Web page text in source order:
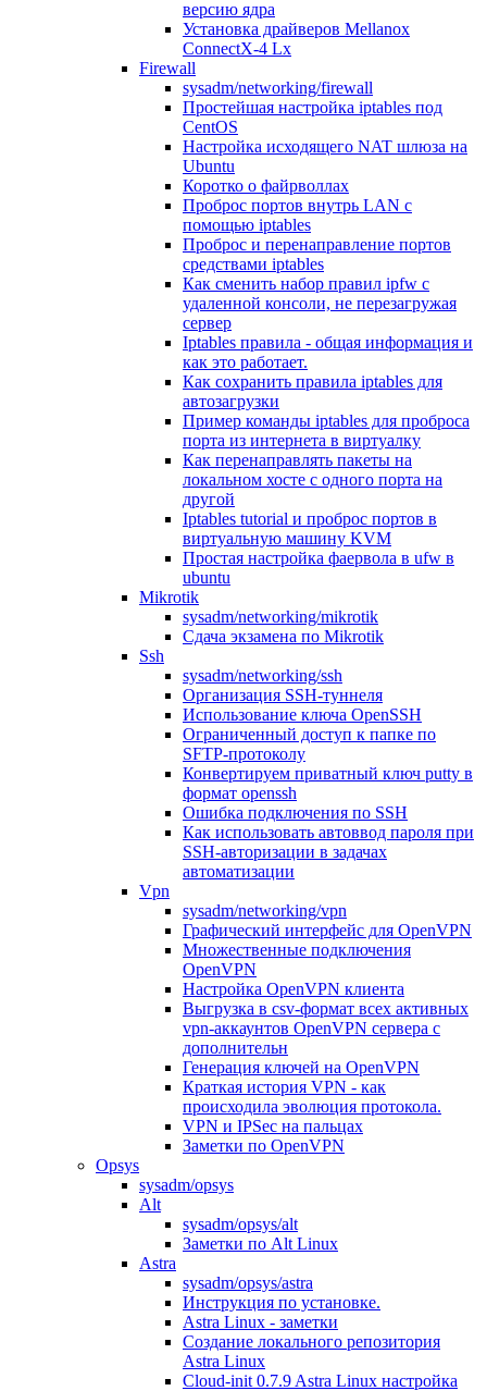
версию ядра
Установка драйверов Mellanox
ConnectX-4 Lx
Firewall
sysadm/networking/firewall
Простейшая настройка iptables под
CentOS
Настройка исходящего NAT шлюза на
Ubuntu
Коротко о файрволлах
Проброс портов внутрь LAN с
помощью iptables
Проброс и перенаправление портов
средствами iptables
Как сменить набор правил ipfw с
удаленной консоли, не перезагружая
сервер
Iptables правила - общая информация и
как это работает.
Как сохранить правила iptables для
автозагрузки
Пример команды iptables для проброса
порта из интернета в виртуалку
Как перенаправлять пакеты на
локальном хосте с одного порта на
другой
Iptables tutorial и проброс портов в
виртуальную машину KVM
Простая настройка фаервола в ufw в
ubuntu
Mikrotik
sysadm/networking/mikrotik
Сдача экзамена по Mikrotik
Ssh
sysadm/networking/ssh
Организация SSH-туннеля
Использование ключа OpenSSH
Ограниченный доступ к папке по
SFTP-протоколу
Конвертируем приватный ключ putty в
формат openssh
Ошибка подключения по SSH
Как использовать автоввод пароля при
SSH-авторизации в задачах
автоматизации
Vpn
sysadm/networking/vpn
Графический интерфейс для OpenVPN
Множественные подключения
OpenVPN
Настройка OpenVPN клиента
Выгрузка в csv-формат всех активных
vpn-аккаунтов OpenVPN сервера с
дополнительн
Генерация ключей на OpenVPN
Краткая история VPN - как
происходила эволюция протокола.
VPN и IPSec на пальцах
Заметки по OpenVPN
Opsys
sysadm/opsys
Alt
sysadm/opsys/alt
Заметки по Alt Linux
Astra
sysadm/opsys/astra
Инструкция по установке.
Astra Linux - заметки
Создание локального репозитория
Astra Linux
Cloud-init 0.7.9 Astra Linux настройка